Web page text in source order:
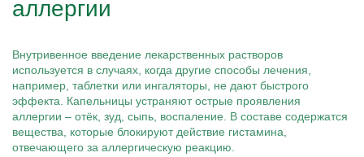
аллергии
Внутривенное введение лекарственных растворов
используется в случаях, когда другие способы лечения,
например, таблетки или ингаляторы, не дают быстрого
эффекта. Капельницы устраняют острые проявления
аллергии – отёк, зуд, сыпь, воспаление. В составе содержатся
вещества, которые блокируют действие гистамина,
отвечающего за аллергическую реакцию.